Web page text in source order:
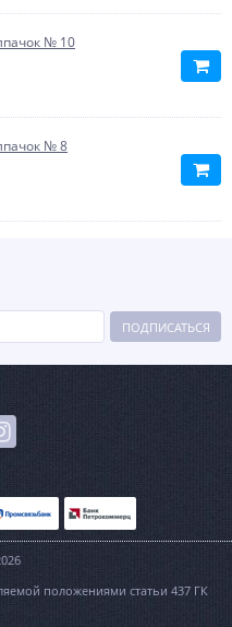
№ 10
№ 8
ПОДПИСАТЬСЯ
положениями статьи 437 ГК